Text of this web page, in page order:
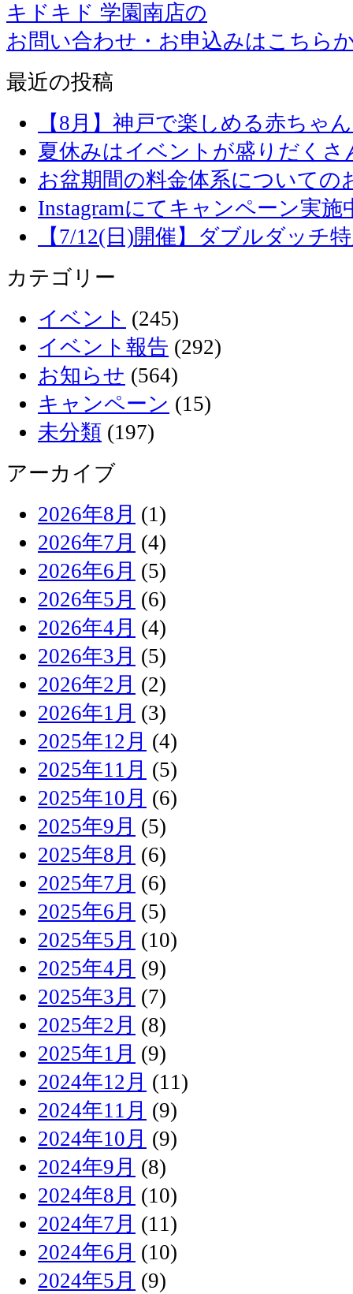
キドキド 学園南店の
お問い合わせ・お申込みはこちら
最近の投稿
【8月】神戸で楽しめる赤ちゃ
夏休みはイベントが盛りだくさ
お盆期間の料金体系についての
Instagramにてキャンペーン実施
【7/12(日)開催】ダブルダッチ
カテゴリー
イベント (245)
イベント報告 (292)
お知らせ (564)
キャンペーン (15)
未分類 (197)
アーカイブ
2026年8月 (1)
2026年7月 (4)
2026年6月 (5)
2026年5月 (6)
2026年4月 (4)
2026年3月 (5)
2026年2月 (2)
2026年1月 (3)
2025年12月 (4)
2025年11月 (5)
2025年10月 (6)
2025年9月 (5)
2025年8月 (6)
2025年7月 (6)
2025年6月 (5)
2025年5月 (10)
2025年4月 (9)
2025年3月 (7)
2025年2月 (8)
2025年1月 (9)
2024年12月 (11)
2024年11月 (9)
2024年10月 (9)
2024年9月 (8)
2024年8月 (10)
2024年7月 (11)
2024年6月 (10)
2024年5月 (9)